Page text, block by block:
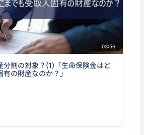
03:56
分割の対象？(1)「生命保険金はど
の財産なのか？」